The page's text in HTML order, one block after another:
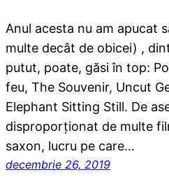
Anul acesta nu am apucat
multe decât de obicei) ,
putut, poate, găsi în top:
feu, The Souvenir, Uncut
Elephant Sitting Still. De
disproporționat de multe
saxon, lucru pe care…
decembrie 26, 2019